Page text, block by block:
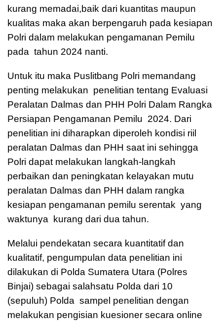
kurang memadai,baik dari kuantitas maupun
kualitas maka akan berpengaruh pada kesiapan
Polri dalam melakukan pengamanan Pemilu
pada tahun 2024 nanti.
Untuk itu maka Puslitbang Polri memandang
penting melakukan penelitian tentang Evaluasi
Peralatan Dalmas dan PHH Polri Dalam Rangka
Persiapan Pengamanan Pemilu 2024. Dari
penelitian ini diharapkan diperoleh kondisi riil
peralatan Dalmas dan PHH saat ini sehingga
Polri dapat melakukan langkah-langkah
perbaikan dan peningkatan kelayakan mutu
peralatan Dalmas dan PHH dalam rangka
kesiapan pengamanan pemilu serentak yang
waktunya kurang dari dua tahun.
Melalui pendekatan secara kuantitatif dan
kualitatif, pengumpulan data penelitian ini
dilakukan di Polda Sumatera Utara (Polres
Binjai) sebagai salahsatu Polda dari 10
(sepuluh) Polda sampel penelitian dengan
melakukan pengisian kuesioner secara online